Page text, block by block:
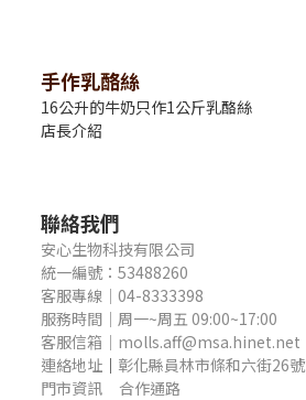
手作乳酪絲
16公升的牛奶只作1公斤乳酪絲
店長介紹
聯絡我們
安心生物科技有限公司
統一編號：53488260
客服專線｜04-8333398
服務時間｜周一~周五 09:00~17:00
客服信箱｜molls.aff@msa.hinet.net
連絡地址 ｜ 彰化縣員林市條和六街26號
門市資訊 合作通路